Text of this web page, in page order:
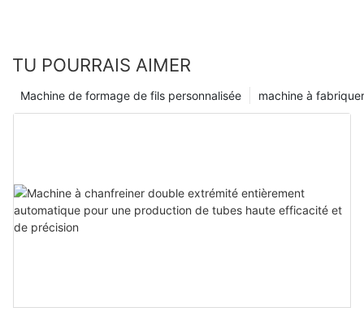
TU POURRAIS AIMER
machine à
Machine de formage de fils personnalisée